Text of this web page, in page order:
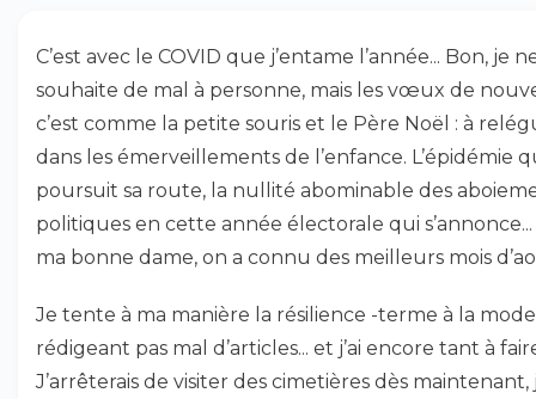
C’est avec le COVID que j’entame l’année... Bon, je
souhaite de mal à personne, mais les vœux de
c’est comme la petite souris et le Père Noël : à
dans les émerveillements de l’enfance. L’épidémie
poursuit sa route, la nullité abominable des
politiques en cette année électorale qui
ma bonne dame, on a connu des meilleurs mois
Je tente à ma manière la résilience -terme à la
rédigeant pas mal d’articles... et j’ai encore tant à
J’arrêterais de visiter des cimetières dès maintenant,